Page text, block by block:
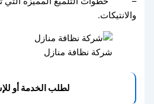
والانتيكات.
شركة نظافة منازل
لطلب الخدمة أو